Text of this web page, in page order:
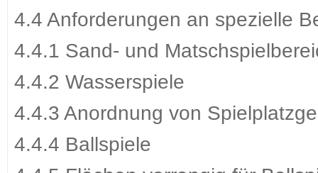
4.4 Anforderungen an spezielle
4.4.1 Sand- und
4.4.2 Wasserspiele
4.4.3 Anordnung von
4.4.4 Ballspiele